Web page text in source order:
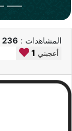
المشاهدات : 236
1 أعجبني